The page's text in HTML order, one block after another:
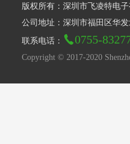
版权所有：深圳市飞凌特电子
公司地址：深圳市福田区华
联系电话： 0755-
Copyright © 2017-2020